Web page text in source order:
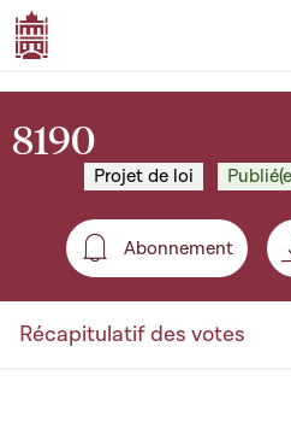
8190
Projet de loi
Abonnement
Abonnement
Récapitulatif des votes